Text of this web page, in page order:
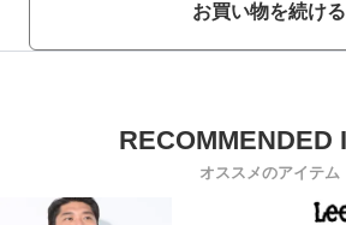
お買い物を続ける
オススメのアイテム